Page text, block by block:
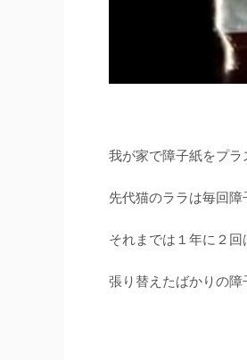
我が家で障子紙をプラ
先代猫のララは毎回障
それまでは１年に２回
張り替えたばかりの障